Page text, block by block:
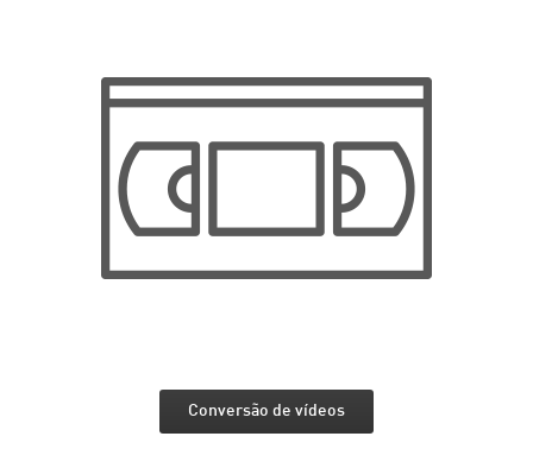
Conversão de vídeos